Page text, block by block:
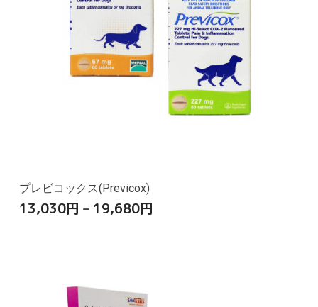
プレビコックス(Previcox)
13,030円 – 19,680円